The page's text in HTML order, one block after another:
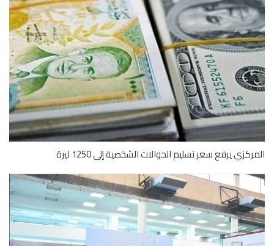
يرفع سعر تسليم الحوالات الشخصية إلى 1250 ليرة